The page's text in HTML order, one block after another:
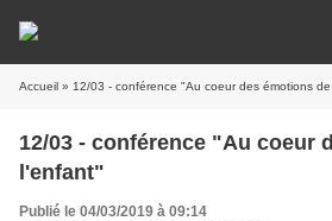
Accueil » 12/03 - conférence "Au coeur des émotions
12/03 - conférence "Au coeur
l'enfant"
Publié le 04/03/2019 à 09:14